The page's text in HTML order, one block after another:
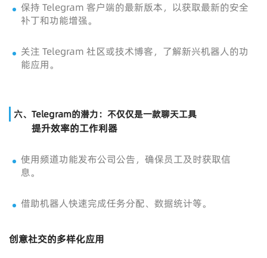
保持 Telegram 客户端的最新版本，以获取最新的安全
补丁和功能增强。
关注 Telegram 社区或技术博客，了解新兴机器人的功
能应用。
六、Telegram的潜力：不仅仅是一款聊天工具
提升效率的工作利器
使用频道功能发布公司公告，确保员工及时获取信
息。
借助机器人快速完成任务分配、数据统计等。
创意社交的多样化应用